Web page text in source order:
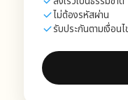
ไม่ต้องรหัสผ่าน
รับประกันตามเงื่อนไ